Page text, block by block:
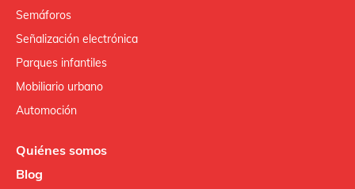
Semáforos
Señalización electrónica
Parques infantiles
Mobiliario urbano
Automoción
Quiénes somos
Blog